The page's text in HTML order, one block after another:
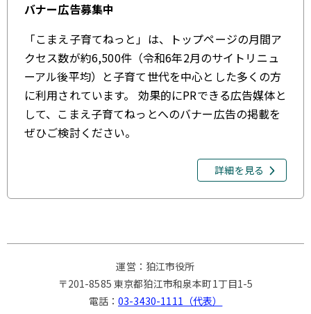
バナー広告募集中
「こまえ子育てねっと」は、トップページの月間ア
クセス数が約6,500件（令和6年2月のサイトリニュ
ーアル後平均）と子育て世代を中心とした多くの方
に利用されています。 効果的にPRできる広告媒体と
して、こまえ子育てねっとへのバナー広告の掲載を
ぜひご検討ください。
詳細を見る
運営：狛江市役所
〒201-8585 東京都狛江市和泉本町1丁目1-5
電話：03-3430-1111（代表）